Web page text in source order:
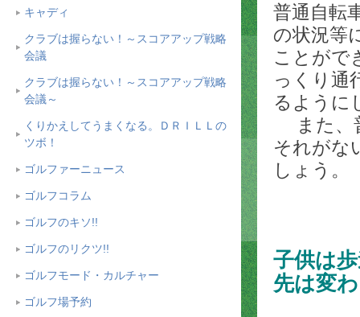
キャディ
クラブは握らない！～スコアアップ戦略
会議
クラブは握らない！～スコアアップ戦略
会議～
くりかえしてうまくなる。ＤＲＩＬＬの
ツボ！
ゴルファーニュース
ゴルフコラム
ゴルフのキソ!!
ゴルフのリクツ!!
ゴルフモード・カルチャー
ゴルフ場予約
普通自転
の状況等
ことがで
っくり通
るように
また、
それがな
しょう。
子供は
先は変